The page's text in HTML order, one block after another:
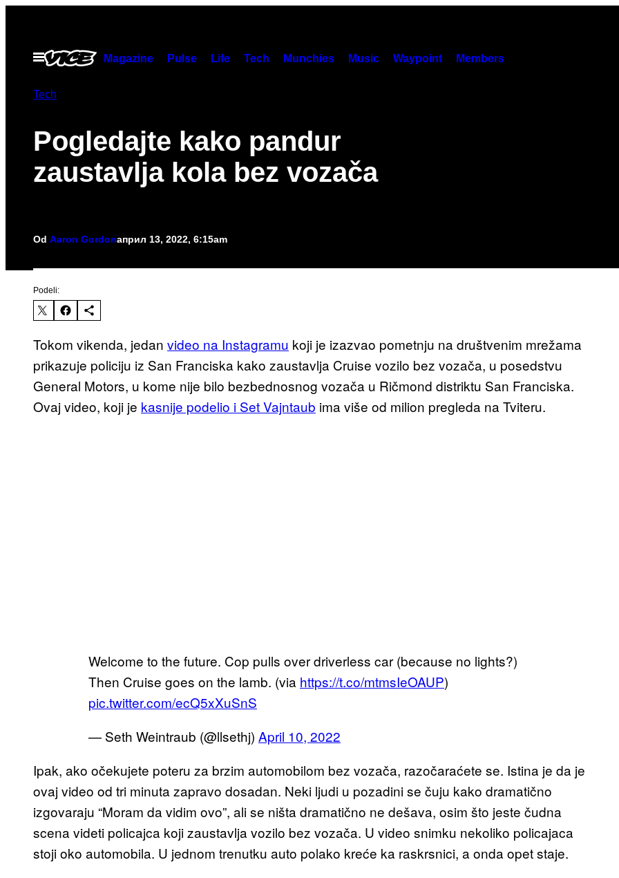
садржај
Otvori
Meni
Magazine Pulse Life Tech Munchies Music Waypoint Members
Tech
Pogledajte kako pandur
zaustavlja kola bez vozača
Od Aaron Gordonаприл 13, 2022, 6:15am
Podeli:
Tokom vikenda, jedan video na Instagramu koji je izazvao pometnju na društvenim mrežama
prikazuje policiju iz San Franciska kako zaustavlja Cruise vozilo bez vozača, u posedstvu
General Motors, u kome nije bilo bezbednosnog vozača u Ričmond distriktu San Franciska.
Ovaj video, koji je kasnije podelio i Set Vajntaub ima više od milion pregleda na Tviteru.
Welcome to the future. Cop pulls over driverless car (because no lights?)
Then Cruise goes on the lamb. (via https://t.co/mtmsIeOAUP)
pic.twitter.com/ecQ5xXuSnS
— Seth Weintraub (@llsethj) April 10, 2022
Ipak, ako očekujete poteru za brzim automobilom bez vozača, razočaraćete se. Istina je da je
ovaj video od tri minuta zapravo dosadan. Neki ljudi u pozadini se čuju kako dramatično
izgovaraju “Moram da vidim ovo”, ali se ništa dramatično ne dešava, osim što jeste čudna
scena videti policajca koji zaustavlja vozilo bez vozača. U video snimku nekoliko policajaca
stoji oko automobila. U jednom trenutku auto polako kreće ka raskrsnici, a onda opet staje.